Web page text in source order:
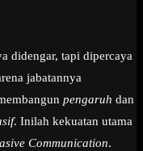
didengar, tapi dipercaya
jabatannya
pengaruh dan
. Inilah kekuatan utama
Communication.